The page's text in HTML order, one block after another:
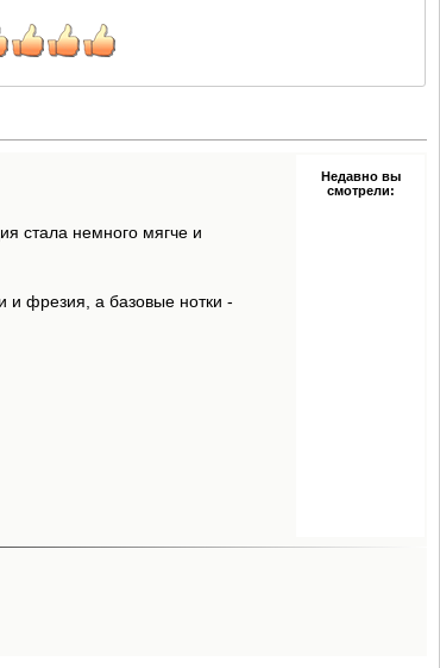
стала немного мягче и
и фрезия, а базовые нотки -
Недавно вы
смотрели: